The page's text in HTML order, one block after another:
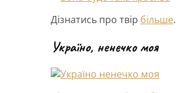
Дізнатись про твір більше.
Україно, ненечко моя